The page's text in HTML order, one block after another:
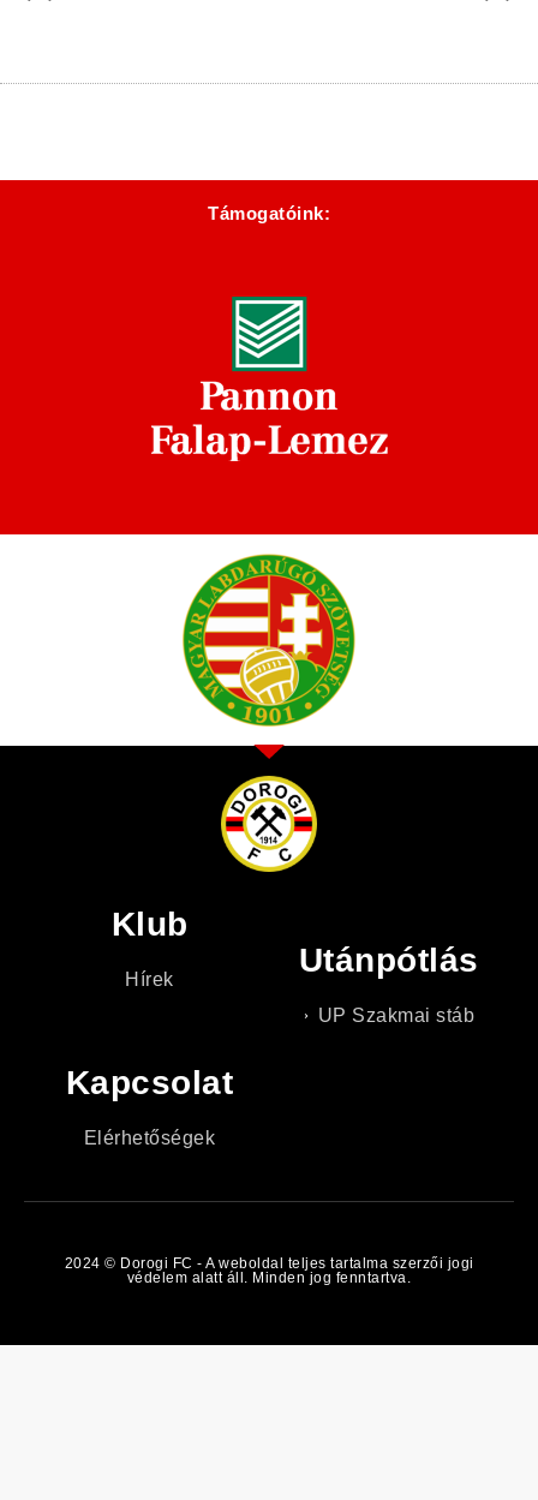
Támogatóink:
Klub
Hírek
Utánpótlás
UP Szakmai stáb
Kapcsolat
Elérhetőségek
2024 © Dorogi FC - A weboldal teljes tartalma szerzői jogi
védelem alatt áll. Minden jog fenntartva.